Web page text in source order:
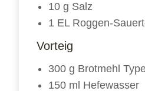
10 g Salz
1 EL Roggen-
Vorteig
300 g Brotmehl
150 ml Hefewasser